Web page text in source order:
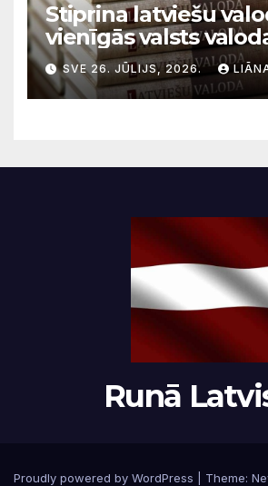
Stiprina latviešu
vienīgās valsts
sabiedriskajos
SVE 26. JŪLIJS, 2026.
Runā
Proudly powered by WordPress Theme: